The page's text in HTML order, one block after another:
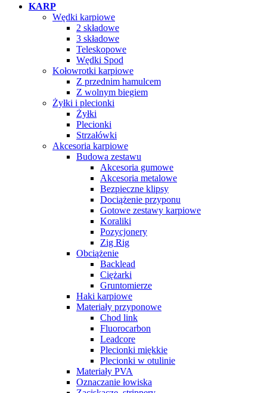
KARP
Wędki karpiowe
2 składowe
3 składowe
Teleskopowe
Wędki Spod
Kołowrotki karpiowe
Z przednim hamulcem
Z wolnym biegiem
Żyłki i plecionki
Żyłki
Plecionki
Strzałówki
Akcesoria karpiowe
Budowa zestawu
Akcesoria gumowe
Akcesoria metalowe
Bezpieczne klipsy
Dociążenie przyponu
Gotowe zestawy karpiowe
Koraliki
Pozycjonery
Zig Rig
Obciążenie
Backlead
Ciężarki
Gruntomierze
Haki karpiowe
Materiały przyponowe
Chod link
Fluorocarbon
Leadcore
Plecionki miękkie
Plecionki w otulinie
Materiały PVA
Oznaczanie łowiska